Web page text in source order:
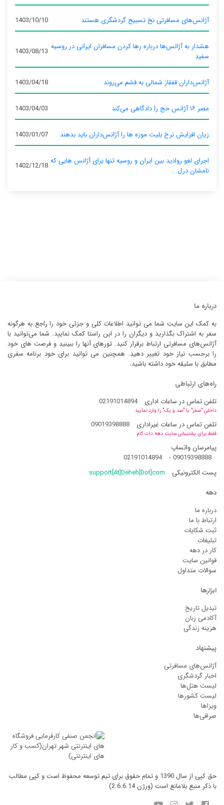
آژانس‌های مسافرتی نخ تسبیح گردشگری هستند 1403/10/10
هشدار به آژانس‌ها درباره رها کردن مسافران ایرانی در روسیه
سفید
1403/08/13
آژانس‌داران قفقاز شمالی به قشم می‌روند 1403/04/18
مصر ۱۶ آژانس حج را دادگاهی می‌کند 1403/04/03
زیان افزایش نرخ بلیت موزه ها را آژانس‌داران باید بدهند 1403/01/07
اجرای لغو روادید بین ایران و روسیه تنها برای آژانس‌ هایی که
نامشان درل...
1402/12/18
درباره ما
به کمک این سایت شما می توانید اطلاعات کلی و جزئی خود را راجع به هرگونه
سفر به اشتراک بگذارید و دیگران را در این راستا کمک نمایید. شما می‌توانید با
آژانس‌های مسافرتی ارتباط برقرار کنید. تورهای آنها را ببینید و فرصت های خود
را برحسب نیاز خود تغییر دهید. همچنین می توانید برای خود برنامه سفری
مطابق با سلیقه خود داشته باشید.
راه‌های ارتباطی
تلفن تماس در ساعات اداری
02191014894
داخلی "صفر" یا "صد و یک" را وارد نمایید
تلفن تماس در ساعات غیراداری 09019398888
فقط برای پشتیبانی سایت دهه دات کام
پیامرسان واتساپ
09019398888
-
02191014894
پست الکترونیکی
support[At]Deheh[Dot]com
دهه
درباره ما
ارتباط با ما
ثبت شکایات
تبلیغات
کار در دهه
قوانین سایت
سوالات متداول
ابزارها
تبدیل تاریخ
آکادمی زبان
هزینه زندگی
پیشنهاد
آژانس‌های مسافرتی
اخبار گردشگری
لیست هتل‌ها
لیست کشورها
ویزاها
صرافی‌ها
حق کپی از سال 1390 و تمام حقوق برای تیم توسعه محفوظ است و کپی مطالب
با ذکر منبع بلامانع است (ورژن 2.6.6.14)